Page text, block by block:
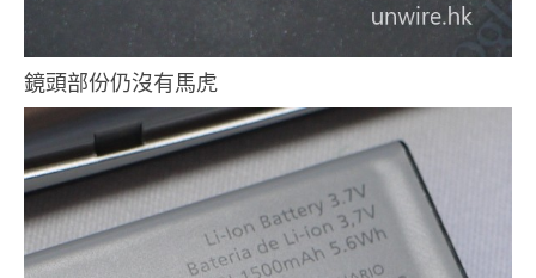
鏡頭部份仍沒有馬虎